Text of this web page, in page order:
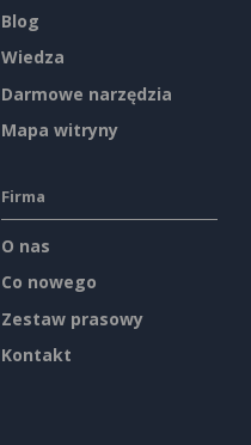
Blog
Wiedza
Darmowe narzędzia
Mapa witryny
Firma
O nas
Co nowego
Zestaw prasowy
Kontakt